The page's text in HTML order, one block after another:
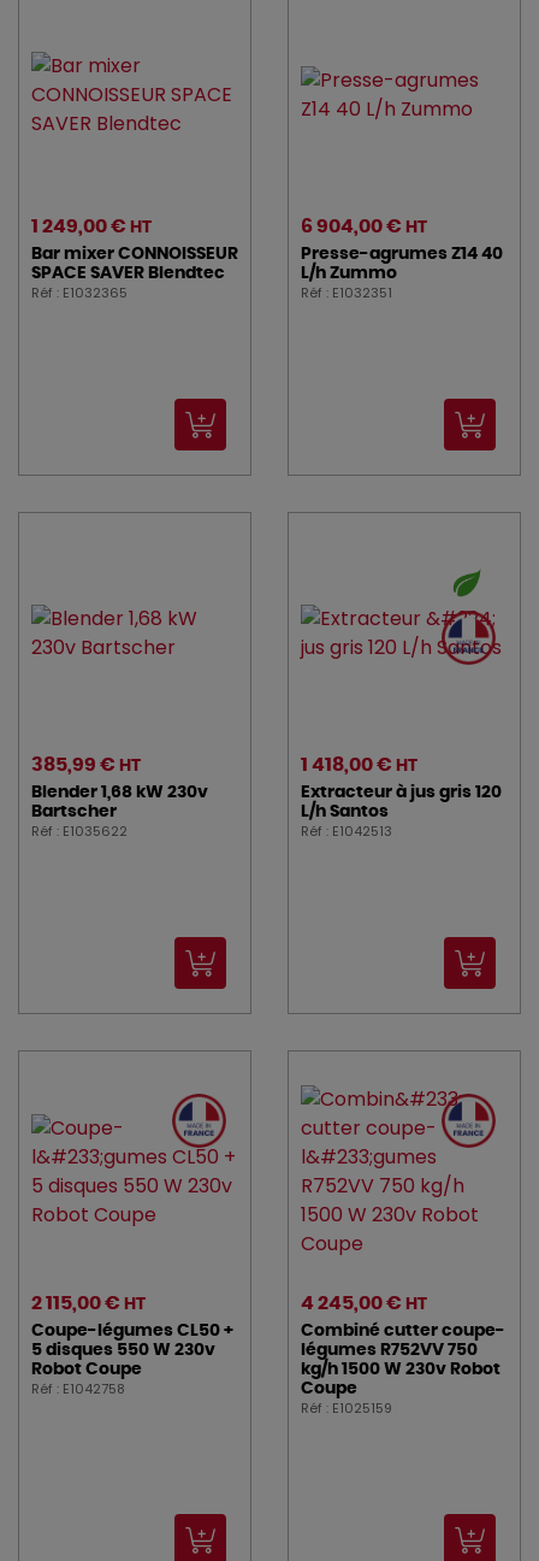
1 249,00 € HT
Bar mixer CONNOISSEUR
SPACE SAVER Blendtec
Réf : E1032365
6 904,00 € HT
Presse-agrumes Z14 40
L/h Zummo
Réf : E1032351
385,99 € HT
Blender 1,68 kW 230v
Bartscher
Réf : E1035622
1 418,00 € HT
Extracteur à jus gris 120
L/h Santos
Réf : E1042513
2 115,00 € HT
Coupe-légumes CL50 +
5 disques 550 W 230v
Robot Coupe
Réf : E1042758
4 245,00 € HT
Combiné cutter coupe-
légumes R752VV 750
kg/h 1500 W 230v Robot
Coupe
Réf : E1025159